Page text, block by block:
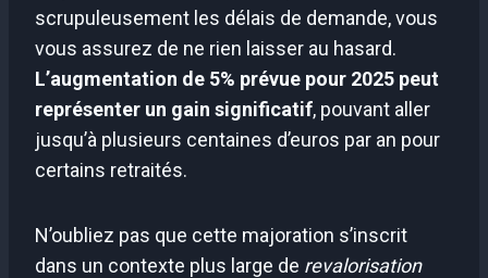
scrupuleusement les délais de demande, vous
vous assurez de ne rien laisser au hasard.
L’augmentation de 5% prévue pour 2025 peut
représenter un gain significatif, pouvant aller
jusqu’à plusieurs centaines d’euros par an pour
certains retraités.
N’oubliez pas que cette majoration s’inscrit
dans un contexte plus large de revalorisation